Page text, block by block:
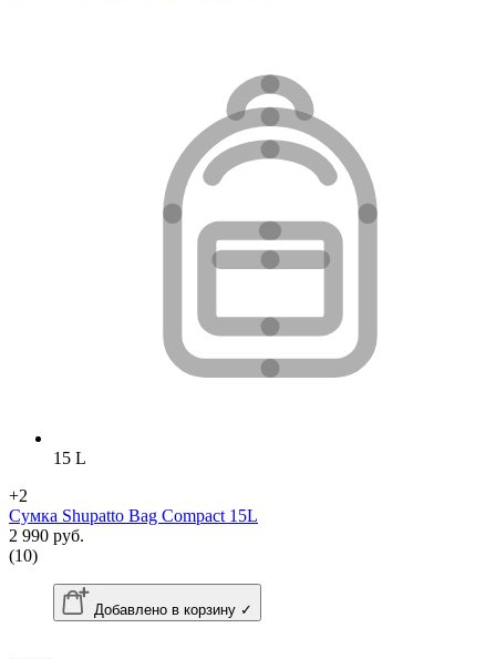
15 L
+2
Сумка Shupatto Bag Compact 15L
2 990 руб.
(10)
Добавлено в корзину ✓